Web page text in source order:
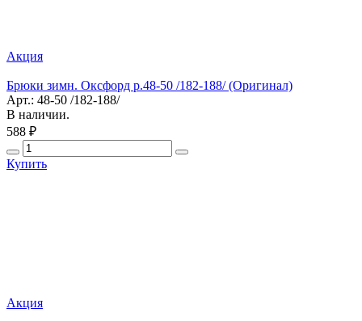
Акция
Брюки зимн. Оксфорд р.48-50 /182-188/ (Оригинал)
Арт.: 48-50 /182-188/
В наличии.
588 ₽
Купить
Акция